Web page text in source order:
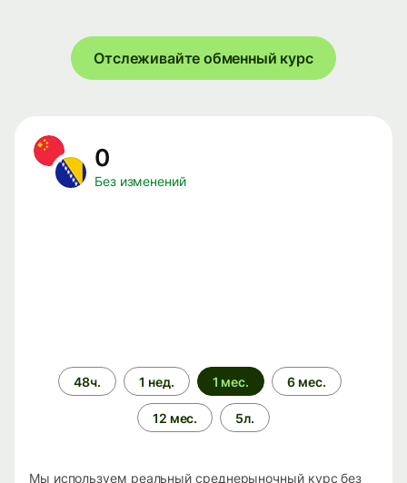
Отслеживайте обменный курс
0
Без изменений
Период
времени
48ч. 1 нед. 1 мес. 6 мес.
12 мес. 5л.
Мы используем реальный среднерыночный курс без